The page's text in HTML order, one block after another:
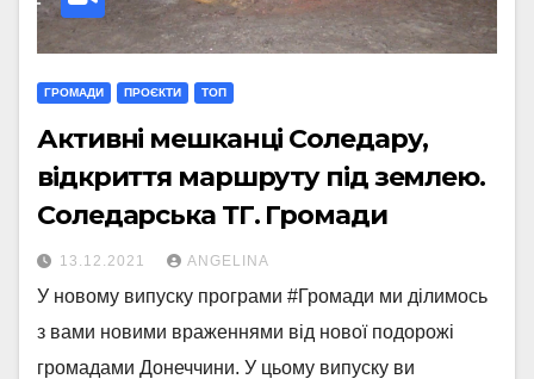
ГРОМАДИ ПРОЄКТИ ТОП
Активні мешканці Соледару,
відкриття маршруту під землею.
Соледарська ТГ. Громади
13.12.2021 ANGELINA
У новому випуску програми #Громади ми ділимось
з вами новими враженнями від нової подорожі
громадами Донеччини. У цьому випуску ви